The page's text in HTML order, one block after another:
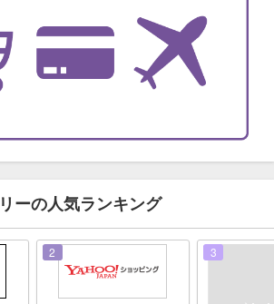
ーの人気ランキング
2 3